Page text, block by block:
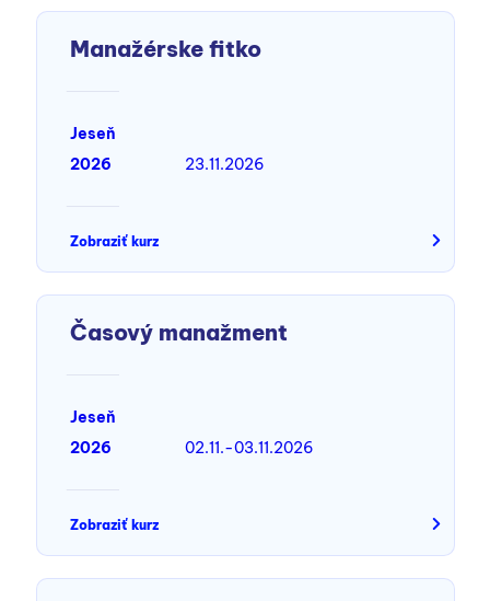
Manažérske fitko
Jeseň
2026
23.11.2026
Zobraziť kurz
Časový manažment
Jeseň
2026
02.11.-03.11.2026
Zobraziť kurz